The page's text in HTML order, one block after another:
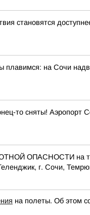
становятся
плавимся: на Сочи
то сняты! Аэропорт
ОПАСНОСТИ на
г. Сочи,
на полеты. Об этом